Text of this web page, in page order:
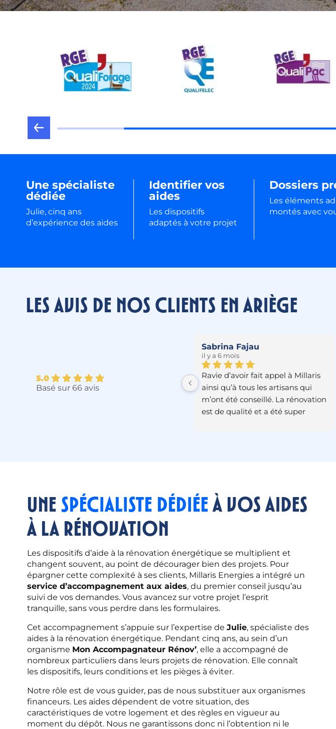
Une spécialiste
dédiée
Julie, cinq ans
d’expérience des aides
Identifier vos
aides
Les dispositifs
adaptés à votre projet
Dossiers
Les éléments
montés avec
Les avis de nos clients en Ariège
5.0
Basé sur 66 avis
En panne de chauffe eau, appel
le vendredi, devis le samedi,
Fred Quenard
il y a 10 mois
En pleines vacances scolaires ,
appel pour changement de
chauffe-eau  , devis effectué le
lundi pour une intervention le
Une spécialiste dédiéeà vos aides
à la rénovation
Les dispositifs d’aide à la rénovation énergétique se multiplient et
changent souvent, au point de décourager bien des projets. Pour
épargner cette complexité à ses clients, Millaris Energies a intégré un
service d’accompagnement aux aides, du premier conseil jusqu’au
suivi de vos demandes. Vous avancez sur votre projet l’esprit
tranquille, sans vous perdre dans les formulaires.
Cet accompagnement s’appuie sur l’expertise de Julie, spécialiste des
aides à la rénovation énergétique. Pendant cinq ans, au sein d’un
organisme Mon Accompagnateur Rénov’, elle a accompagné de
nombreux particuliers dans leurs projets de rénovation. Elle connaît
les dispositifs, leurs conditions et les pièges à éviter.
Notre rôle est de vous guider, pas de nous substituer aux organismes
financeurs. Les aides dépendent de votre situation, des
caractéristiques de votre logement et des règles en vigueur au
moment du dépôt. Nous ne garantissons donc ni l’obtention ni le